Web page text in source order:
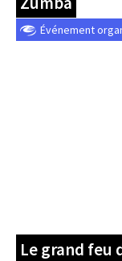
Événement
Le grand feu